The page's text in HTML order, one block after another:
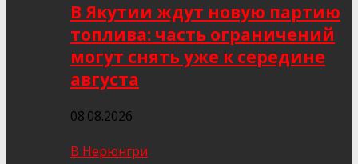
В Якутии ждут новую партию
топлива: часть ограничений
могут снять уже к середине
августа
08.08.2026
В Нерюнгри